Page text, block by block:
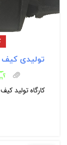
تولیدی
کارگاه تولید